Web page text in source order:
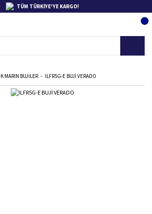
TÜM TÜRKİYE'YE KARGO!
MARIN BUJİLER ILFR5G-E BUJİ VERADO